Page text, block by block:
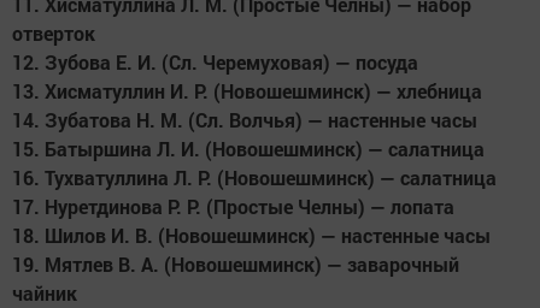
отверток
12. Зубова Е. И. (Сл. Черемуховая) — посуда
13. Хисматуллин И. Р. (Новошешминск) — хлебница
14. Зубатова Н. М. (Сл. Волчья) — настенные часы
15. Батыршина Л. И. (Новошешминск) — салатница
16. Тухватуллина Л. Р. (Новошешминск) — салатница
17. Нуретдинова Р. Р. (Простые Челны) — лопата
18. Шилов И. В. (Новошешминск) — настенные часы
19. Мятлев В. А. (Новошешминск) — заварочный
чайник